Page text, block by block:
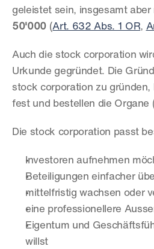
geleistet sein, insgesamt aber
50'000 (Art. 632 Abs. 1 OR,
Auch die stock corporation
Urkunde gegründet. Die
stock corporation zu gründen,
fest und bestellen die Organe
Die stock corporation passt
Investoren aufnehmen
Beteiligungen einfacher
mittelfristig wachsen oder
eine professionellere
Eigentum und
willst